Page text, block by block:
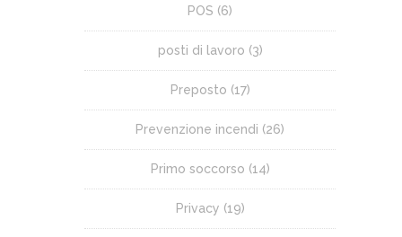
POS (6)
posti di lavoro (3)
Preposto (17)
Prevenzione incendi (26)
Primo soccorso (14)
Privacy (19)